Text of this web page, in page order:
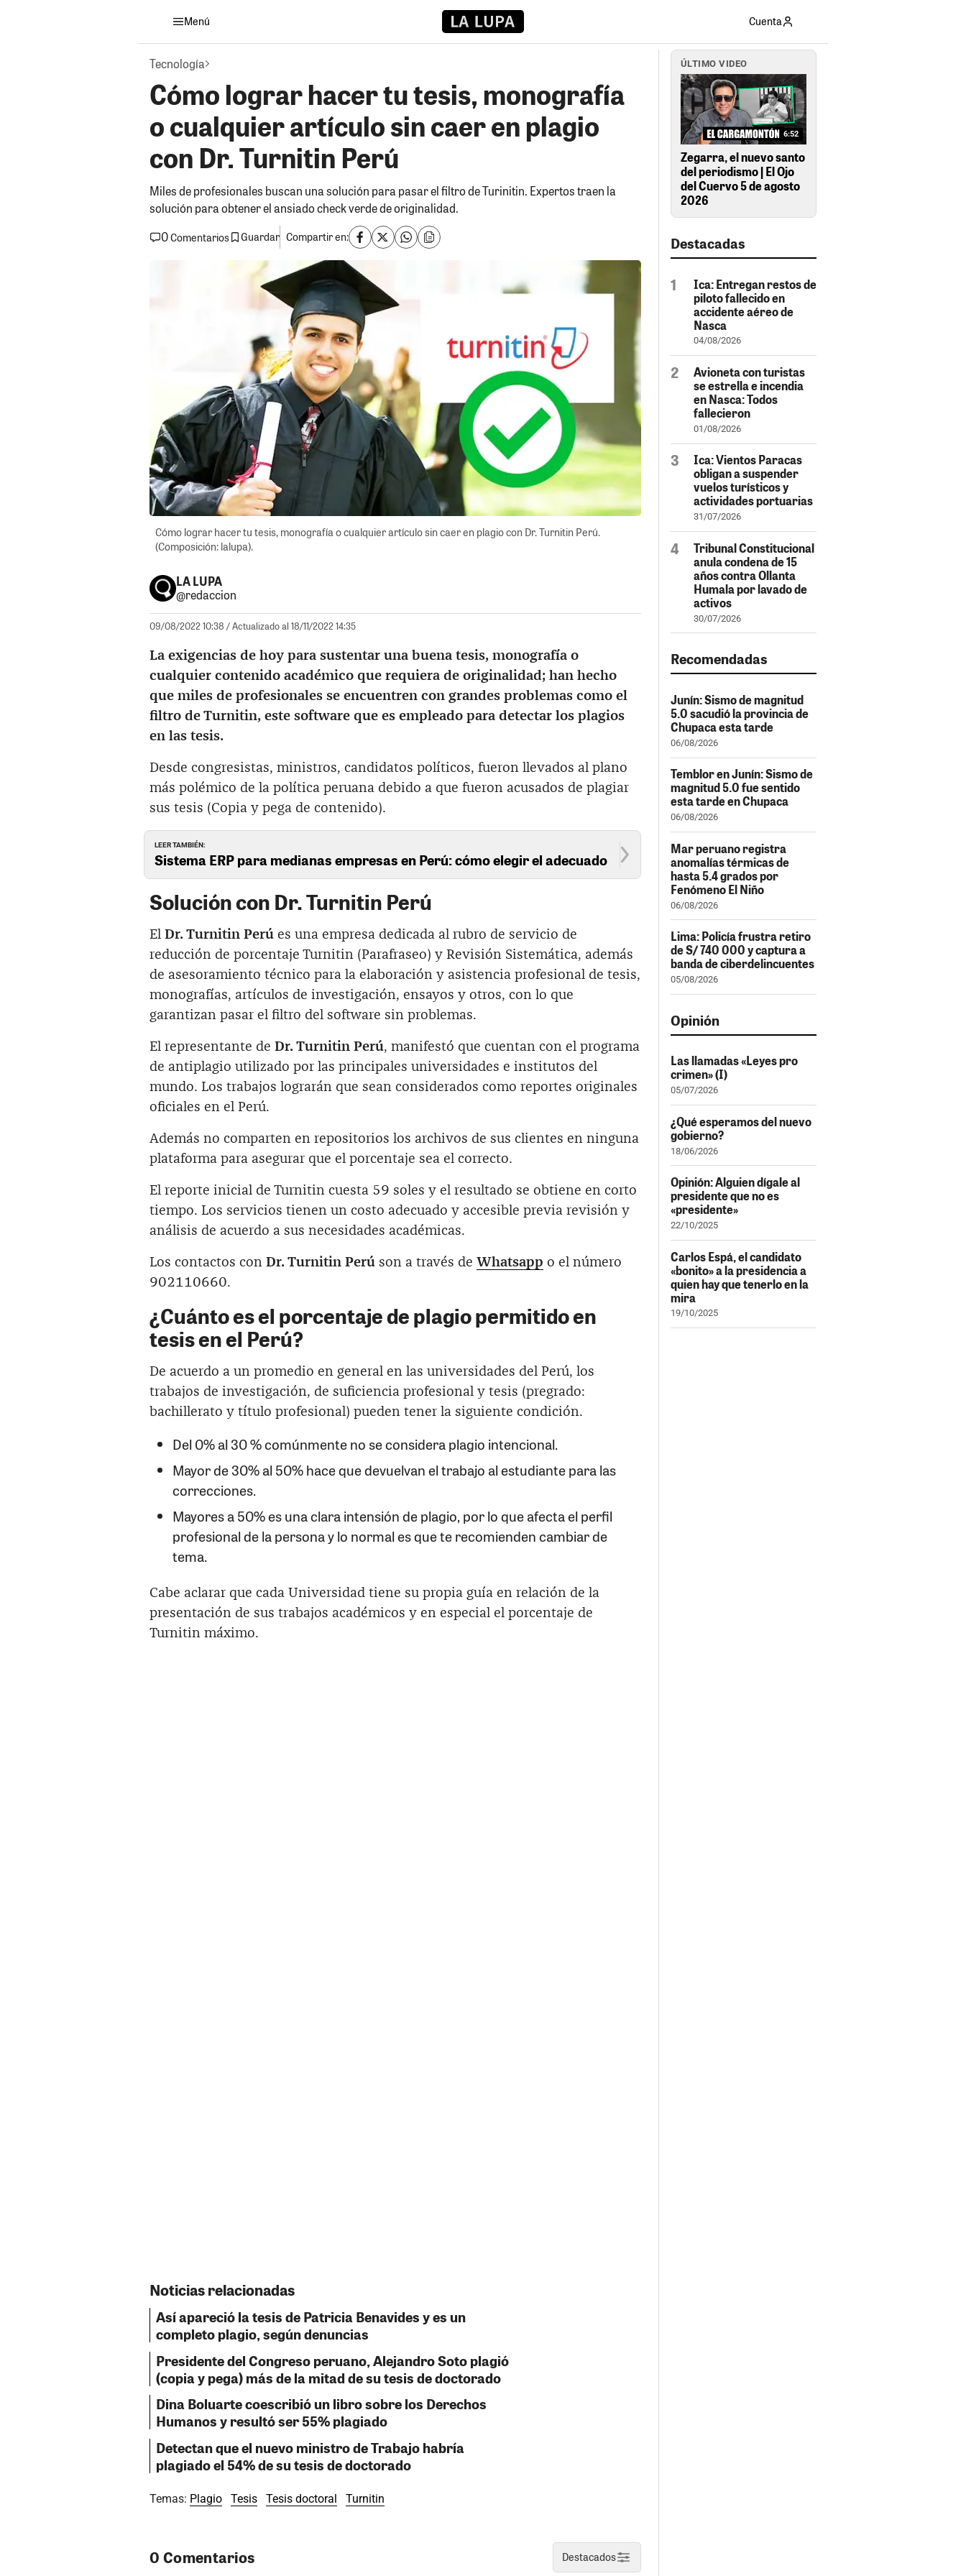
Menú Cuenta
Tecnología
Cómo lograr hacer tu tesis, monografía
o cualquier artículo sin caer en plagio
con Dr. Turnitin Perú
Miles de profesionales buscan una solución para pasar el filtro de Turinitin. Expertos traen la
solución para obtener el ansiado check verde de originalidad.
0Comentarios Guardar Compartir en:
Cómo lograr hacer tu tesis, monografía o cualquier artículo sin caer en plagio con Dr. Turnitin Perú.
(Composición: lalupa).
LA LUPA
@redaccion
09/08/2022 10:38 / Actualizado al 18/11/2022 14:35
La exigencias de hoy para sustentar una buena tesis, monografía o
cualquier contenido académico que requiera de originalidad; han hecho
que miles de profesionales se encuentren con grandes problemas como el
filtro de Turnitin, este software que es empleado para detectar los plagios
en las tesis.
Desde congresistas, ministros, candidatos políticos, fueron llevados al plano
más polémico de la política peruana debido a que fueron acusados de plagiar
sus tesis (Copia y pega de contenido).
LEER TAMBIÉN:
Sistema ERP para medianas empresas en Perú: cómo elegir el adecuado
Solución con Dr. Turnitin Perú
El Dr. Turnitin Perú es una empresa dedicada al rubro de servicio de
reducción de porcentaje Turnitin (Parafraseo) y Revisión Sistemática, además
de asesoramiento técnico para la elaboración y asistencia profesional de tesis,
monografías, artículos de investigación, ensayos y otros, con lo que
garantizan pasar el filtro del software sin problemas.
El representante de Dr. Turnitin Perú, manifestó que cuentan con el programa
de antiplagio utilizado por las principales universidades e institutos del
mundo. Los trabajos lograrán que sean considerados como reportes originales
oficiales en el Perú.
Además no comparten en repositorios los archivos de sus clientes en ninguna
plataforma para asegurar que el porcentaje sea el correcto.
El reporte inicial de Turnitin cuesta 59 soles y el resultado se obtiene en corto
tiempo. Los servicios tienen un costo adecuado y accesible previa revisión y
análisis de acuerdo a sus necesidades académicas.
Los contactos con Dr. Turnitin Perú son a través de Whatsapp o el número
902110660.
¿Cuánto es el porcentaje de plagio permitido en
tesis en el Perú?
De acuerdo a un promedio en general en las universidades del Perú, los
trabajos de investigación, de suficiencia profesional y tesis (pregrado:
bachillerato y título profesional) pueden tener la siguiente condición.
Del 0% al 30 % comúnmente no se considera plagio intencional.
Mayor de 30% al 50% hace que devuelvan el trabajo al estudiante para las
correcciones.
Mayores a 50% es una clara intensión de plagio, por lo que afecta el perfil
profesional de la persona y lo normal es que te recomienden cambiar de
tema.
Cabe aclarar que cada Universidad tiene su propia guía en relación de la
presentación de sus trabajos académicos y en especial el porcentaje de
Turnitin máximo.
Noticias relacionadas
Así apareció la tesis de Patricia Benavides y es un
completo plagio, según denuncias
Presidente del Congreso peruano, Alejandro Soto plagió
(copia y pega) más de la mitad de su tesis de doctorado
Dina Boluarte coescribió un libro sobre los Derechos
Humanos y resultó ser 55% plagiado
Detectan que el nuevo ministro de Trabajo habría
plagiado el 54% de su tesis de doctorado
Temas: Plagio Tesis Tesis doctoral Turnitin
0 Comentarios Destacados
ÚLTIMO VIDEO
6:52
Zegarra, el nuevo santo
del periodismo | El Ojo
del Cuervo 5 de agosto
2026
Destacadas
Ica: Entregan restos de
piloto fallecido en
accidente aéreo de
Nasca
04/08/2026
Avioneta con turistas
se estrella e incendia
en Nasca: Todos
fallecieron
01/08/2026
Ica: Vientos Paracas
obligan a suspender
vuelos turísticos y
actividades portuarias
31/07/2026
Tribunal Constitucional
anula condena de 15
años contra Ollanta
Humala por lavado de
activos
30/07/2026
Recomendadas
Junín: Sismo de magnitud
5.0 sacudió la provincia de
Chupaca esta tarde
06/08/2026
Temblor en Junín: Sismo de
magnitud 5.0 fue sentido
esta tarde en Chupaca
06/08/2026
Mar peruano registra
anomalías térmicas de
hasta 5.4 grados por
Fenómeno El Niño
06/08/2026
Lima: Policía frustra retiro
de S/ 740 000 y captura a
banda de ciberdelincuentes
05/08/2026
Opinión
Las llamadas «Leyes pro
crimen» (I)
05/07/2026
¿Qué esperamos del nuevo
gobierno?
18/06/2026
Opinión: Alguien dígale al
presidente que no es
«presidente»
22/10/2025
Carlos Espá, el candidato
«bonito» a la presidencia a
quien hay que tenerlo en la
mira
19/10/2025